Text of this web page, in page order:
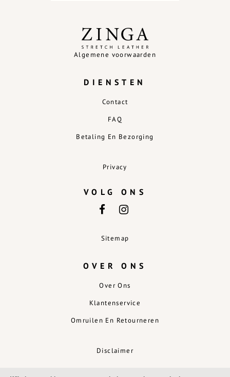
Algemene voorwaarden
DIENSTEN
Contact
FAQ
Betaling En Bezorging
Privacy
OVER ONS
Over Ons
Klantenservice
Omruilen En Retourneren
Disclaimer
VOLG ONS
Sitemap